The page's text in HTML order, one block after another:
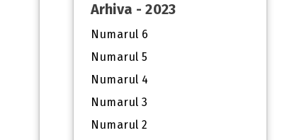
Arhiva - 2023
Numarul 6
Numarul 5
Numarul 4
Numarul 3
Numarul 2